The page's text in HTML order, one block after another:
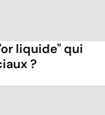
liquide" qui
?